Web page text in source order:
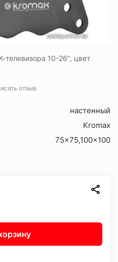
телевизора 10-26", цвет
отзыв
настенный
Kromax
75x75,100x100